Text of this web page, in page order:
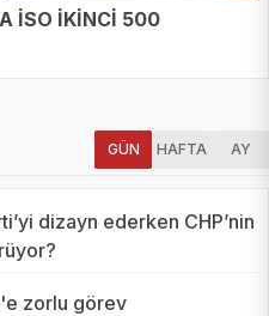
İSO İKİNCİ 500
GÜN HAFTA AY
dizayn ederken CHP’nin
zorlu görev